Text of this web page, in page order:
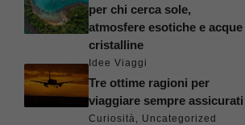
per chi cerca sole,
atmosfere esotiche e acque
cristalline
Idee Viaggi
Tre ottime ragioni per
viaggiare sempre assicurati
Curiosità Uncategorized